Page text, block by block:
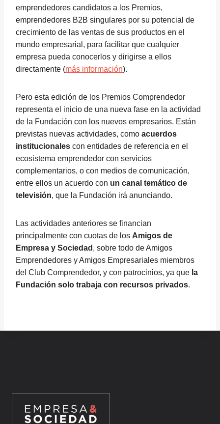
emprendedores candidatos a los Premios,
emprendedores B2B singulares por su potencial de
crecimiento de las ventas de sus productos en el
mundo empresarial, para facilitar que cualquier
empresa pueda conocerlos y dirigirse a ellos
directamente (más información).
Pero esta edición de los Premios Comprendedor
representa el inicio de una nueva fase en la actividad
de la Fundación con los nuevos empresarios. Están
previstas nuevas actividades, como acuerdos
institucionales con entidades de referencia en el
ecosistema emprendedor con servicios
complementarios, o con medios de comunicación,
entre ellos un acuerdo con un canal temático de
televisión, que la Fundación irá anunciando.
Las actividades anteriores se financian
principalmente con cuotas de los Amigos de
Empresa y Sociedad , sobre todo de Amigos
Emprendedores y Amigos Empresariales miembros
del Club Comprendedor, y con patrocinios, ya que la
Fundación solo trabaja con recursos privados.